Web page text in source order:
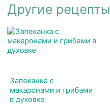
Другие рецепты
Запеканка с
макаронами и грибами
в духовке